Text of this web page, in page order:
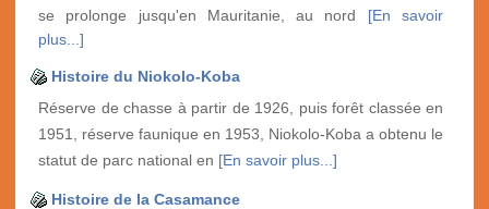
se prolonge jusqu'en Mauritanie, au nord [En savoir
plus...]
Histoire du Niokolo-Koba
Réserve de chasse à partir de 1926, puis forêt classée en
1951, réserve faunique en 1953, Niokolo-Koba a obtenu le
statut de parc national en [En savoir plus...]
Histoire de la Casamance